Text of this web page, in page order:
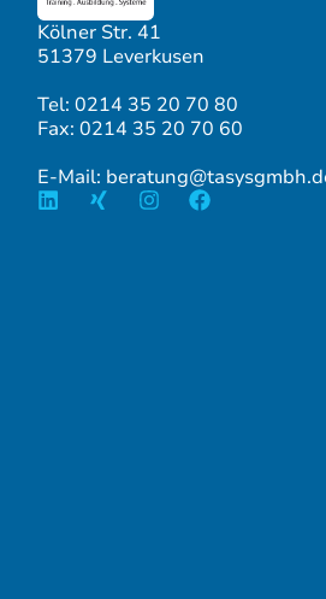
Kölner Str. 41
51379 Leverkusen
Tel: 0214 35 20 70 80
Fax: 0214 35 20 70 60
E-Mail: